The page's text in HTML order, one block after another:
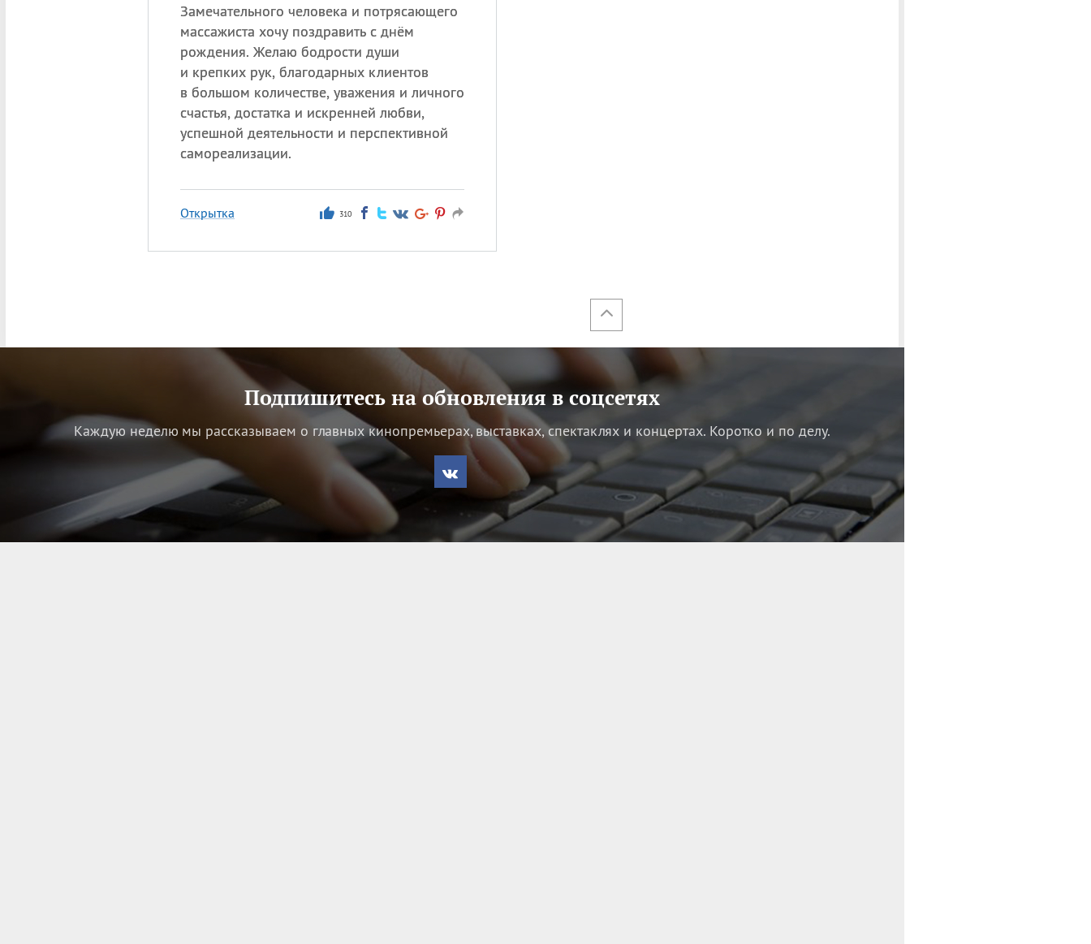
Замечательного человека и потрясающего
массажиста хочу поздравить с днём
рождения. Желаю бодрости души
и крепких рук, благодарных клиентов
в большом количестве, уважения и личного
счастья, достатка и искренней любви,
успешной деятельности и перспективной
самореализации.
Открытка 310
Подпишитесь на обновления в соцсетях
Каждую неделю мы рассказываем о главных кинопремьерах, выставках, спектаклях и концертах. Коротко и по делу.